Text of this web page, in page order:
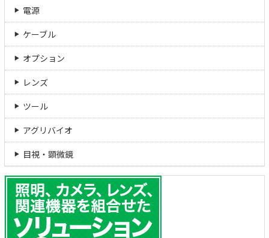
電源
ケーブル
オプション
レンズ
ツール
アグリバイオ
目視・顕微鏡